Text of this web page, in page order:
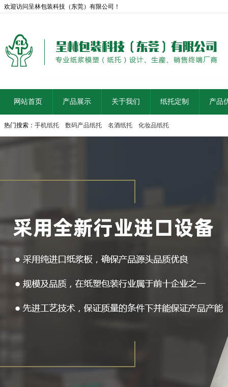
欢迎访问呈林包装科技（东莞）有限公司！
网站首页 产品展示 关于我们 纸托定制 产品
热门搜索： 手机纸托 数码产品纸托 名酒纸托 化妆品纸托